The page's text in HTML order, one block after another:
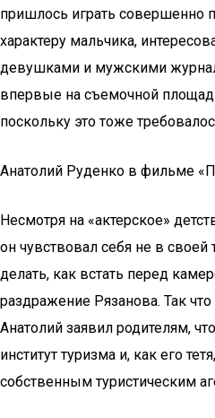
пришлось играть совершенно
характеру мальчика,
девушками и мужскими
впервые на съемочной
поскольку это тоже
Анатолий Руденко в фильме
Несмотря на «актерское»
он чувствовал себя не в своей
делать, как встать перед
раздражение Рязанова. Так
Анатолий заявил родителям,
институт туризма и, как его
собственным туристическим